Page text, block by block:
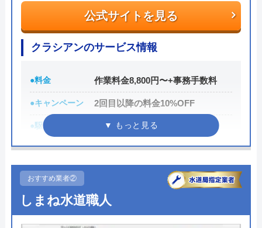
公式サイトを見る
クラシアンのサービス情報
●料金 作業料金8,800円〜+事務手数料
●キャンペーン 2回目以降の料金10%OFF
●駆けつけ時間 最短30分
●受付時間 24時間
●定休日
●出張見積もり
お見積り・出張費無料※ご成約に
至らない場合は出張費がかかる事
がございます
おすすめ業者②
しまね水道職人